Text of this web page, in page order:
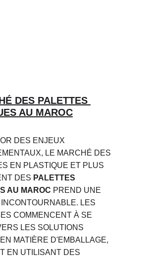
DES PALETTES
AU MAROC
DES ENJEUX
LE MARCHÉ DES
EN PLASTIQUE ET PLUS
DES PALETTES
AU MAROC PREND UNE
LES
COMMENCENT À SE
LES SOLUTIONS
MATIÈRE D'EMBALLAGE,
EN UTILISANT DES